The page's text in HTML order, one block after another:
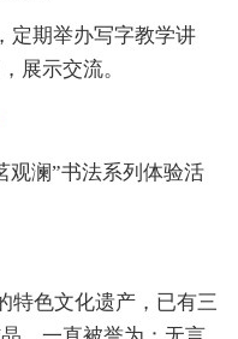
期举办写字教学讲
展示交流。
观澜”书法系列体验活
色文化遗产，已有三